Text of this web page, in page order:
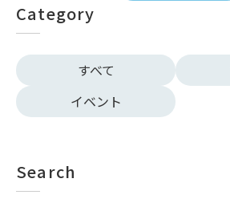
Category
すべて
イベント
Search